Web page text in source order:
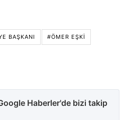
BAŞKANI #ÖMER EŞKI
Haberler'de bizi takip